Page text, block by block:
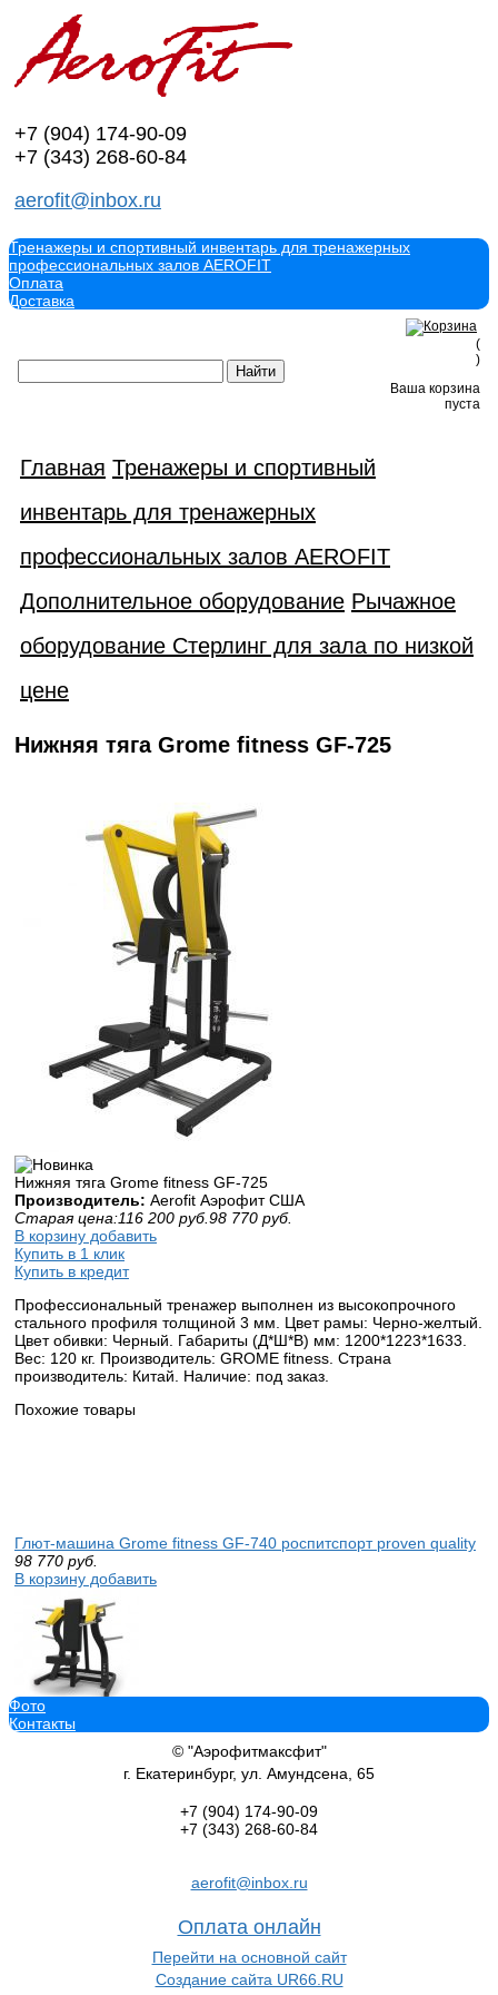
+7 (904) 174-90-09
+7 (343) 268-60-84
aerofit@inbox.ru
Тренажеры и спортивный инвентарь для тренажерных
профессиональных залов AEROFIT
Оплата
Доставка
(
)
Ваша корзина
пуста
Главная Тренажеры и спортивный
инвентарь для тренажерных
профессиональных залов AEROFIT
Дополнительное оборудование Рычажное
оборудование Стерлинг для зала по низкой
цене
Нижняя тяга Grome fitness GF-725
Нижняя тяга Grome fitness GF-725
Производитель: Aerofit Аэрофит США
Старая цена:116 200 руб.98 770 руб.
В корзину добавить
Купить в 1 клик
Купить в кредит
Профессиональный тренажер выполнен из высокопрочного
стального профиля толщиной 3 мм. Цвет рамы: Черно-желтый.
Цвет обивки: Черный. Габариты (Д*Ш*В) мм: 1200*1223*1633.
Вес: 120 кг. Производитель: GROME fitness. Страна
производитель: Китай. Наличие: под заказ.
Похожие товары
Глют-машина Grome fitness GF-740 роспитспорт proven quality
98 770 руб.
В корзину добавить
Жим от плеч Grome fitness GF-735 роспитспорт
98 770 руб.
Наклонный жим от груди Grome fitness GF-715
Фото
Контакты
© "Аэрофитмаксфит"
г. Екатеринбург, ул. Амундсена, 65
+7 (904) 174-90-09
+7 (343) 268-60-84
aerofit@inbox.ru
Оплата онлайн
Перейти на основной сайт
Создание сайта UR66.RU